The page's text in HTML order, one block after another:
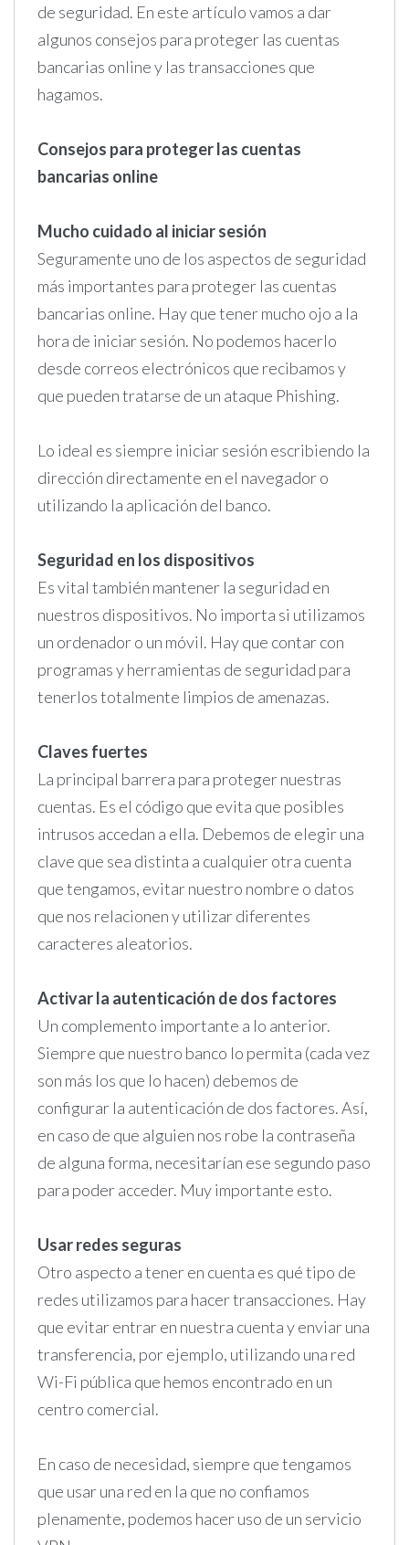
de seguridad. En este artículo vamos a dar
algunos consejos para proteger las cuentas
bancarias online y las transacciones que
hagamos.
Consejos para proteger las cuentas
bancarias online
Mucho cuidado al iniciar sesión
Seguramente uno de los aspectos de seguridad
más importantes para proteger las cuentas
bancarias online. Hay que tener mucho ojo a la
hora de iniciar sesión. No podemos hacerlo
desde correos electrónicos que recibamos y
que pueden tratarse de un ataque Phishing.
Lo ideal es siempre iniciar sesión escribiendo la
dirección directamente en el navegador o
utilizando la aplicación del banco.
Seguridad en los dispositivos
Es vital también mantener la seguridad en
nuestros dispositivos. No importa si utilizamos
un ordenador o un móvil. Hay que contar con
programas y herramientas de seguridad para
tenerlos totalmente limpios de amenazas.
Claves fuertes
La principal barrera para proteger nuestras
cuentas. Es el código que evita que posibles
intrusos accedan a ella. Debemos de elegir una
clave que sea distinta a cualquier otra cuenta
que tengamos, evitar nuestro nombre o datos
que nos relacionen y utilizar diferentes
caracteres aleatorios.
Activar la autenticación de dos factores
Un complemento importante a lo anterior.
Siempre que nuestro banco lo permita (cada vez
son más los que lo hacen) debemos de
configurar la autenticación de dos factores. Así,
en caso de que alguien nos robe la contraseña
de alguna forma, necesitarían ese segundo paso
para poder acceder. Muy importante esto.
Usar redes seguras
Otro aspecto a tener en cuenta es qué tipo de
redes utilizamos para hacer transacciones. Hay
que evitar entrar en nuestra cuenta y enviar una
transferencia, por ejemplo, utilizando una red
Wi-Fi pública que hemos encontrado en un
centro comercial.
En caso de necesidad, siempre que tengamos
que usar una red en la que no confiamos
plenamente, podemos hacer uso de un servicio